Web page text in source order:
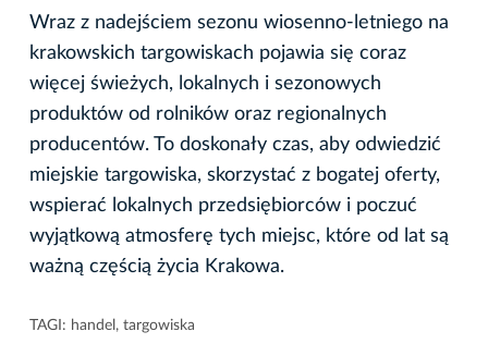
Wraz z nadejściem sezonu wiosenno-letniego na
krakowskich targowiskach pojawia się coraz
więcej świeżych, lokalnych i sezonowych
produktów od rolników oraz regionalnych
producentów. To doskonały czas, aby odwiedzić
miejskie targowiska, skorzystać z bogatej oferty,
wspierać lokalnych przedsiębiorców i poczuć
wyjątkową atmosferę tych miejsc, które od lat są
ważną częścią życia Krakowa.
TAGI: handel , targowiska